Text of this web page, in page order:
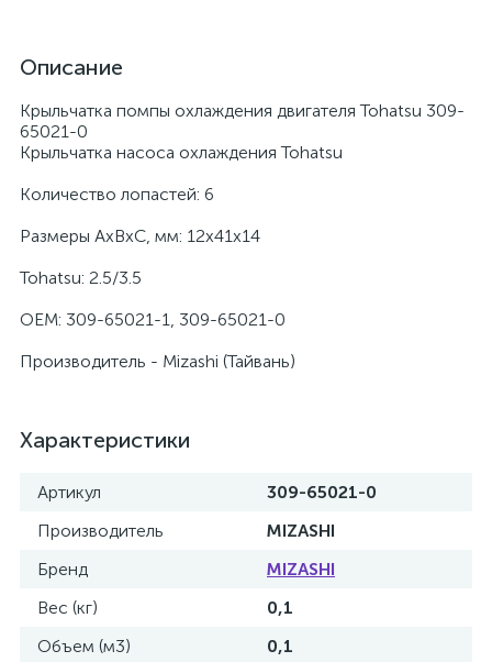
Описание
Крыльчатка помпы охлаждения двигателя Tohatsu 309-
65021-0
Крыльчатка насоса охлаждения Tohatsu
Количество лопастей: 6
Размеры AxBxC, мм: 12x41x14
Tohatsu: 2.5/3.5
OEM: 309-65021-1, 309-65021-0
Производитель - Mizashi (Тайвань)
Характеристики
Артикул
309-65021-0
Производитель
MIZASHI
Бренд
MIZASHI
Вес (кг)
0,1
Объем (м3)
0,1